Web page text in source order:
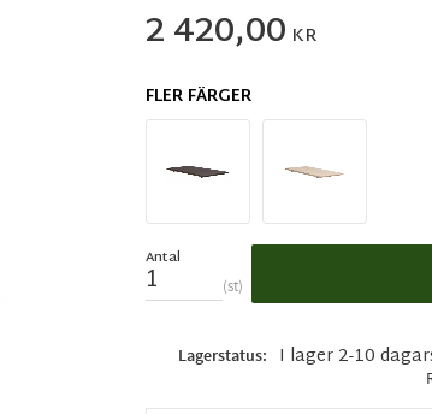
2 420,00 KR
FLER FÄRGER
Antal
st
Lagerstatus I lager 2-10